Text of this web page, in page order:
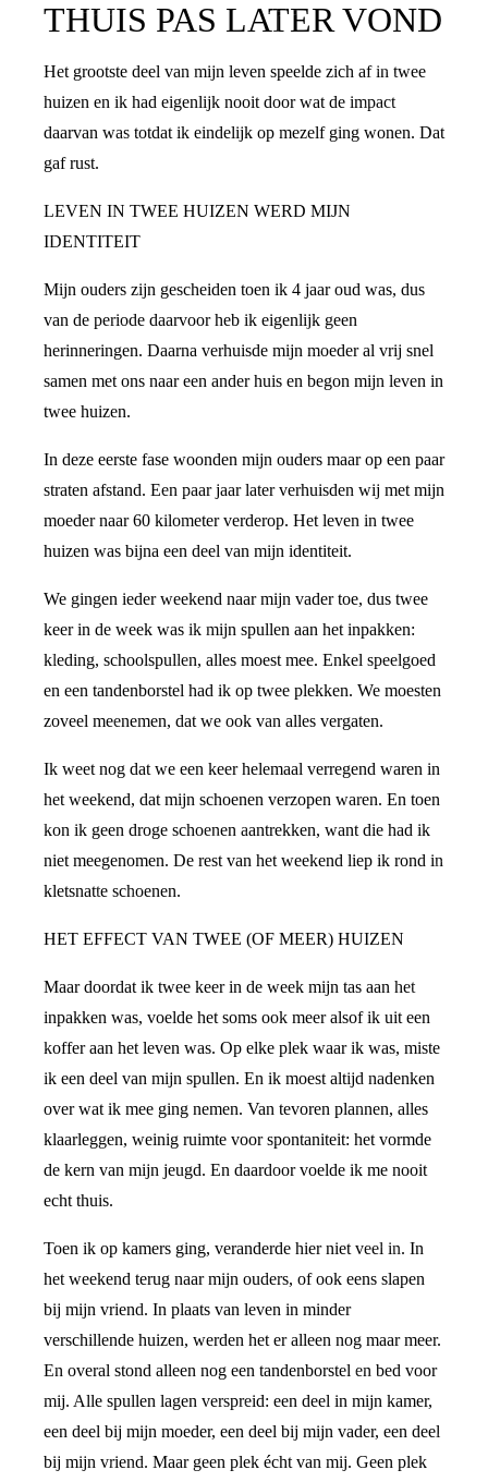
THUIS PAS LATER VOND
Het grootste deel van mijn leven speelde zich af in twee
huizen en ik had eigenlijk nooit door wat de impact
daarvan was totdat ik eindelijk op mezelf ging wonen. Dat
gaf rust.
LEVEN IN TWEE HUIZEN WERD MIJN
IDENTITEIT
Mijn ouders zijn gescheiden toen ik 4 jaar oud was, dus
van de periode daarvoor heb ik eigenlijk geen
herinneringen. Daarna verhuisde mijn moeder al vrij snel
samen met ons naar een ander huis en begon mijn leven in
twee huizen.
In deze eerste fase woonden mijn ouders maar op een paar
straten afstand. Een paar jaar later verhuisden wij met mijn
moeder naar 60 kilometer verderop. Het leven in twee
huizen was bijna een deel van mijn identiteit.
We gingen ieder weekend naar mijn vader toe, dus twee
keer in de week was ik mijn spullen aan het inpakken:
kleding, schoolspullen, alles moest mee. Enkel speelgoed
en een tandenborstel had ik op twee plekken. We moesten
zoveel meenemen, dat we ook van alles vergaten.
Ik weet nog dat we een keer helemaal verregend waren in
het weekend, dat mijn schoenen verzopen waren. En toen
kon ik geen droge schoenen aantrekken, want die had ik
niet meegenomen. De rest van het weekend liep ik rond in
kletsnatte schoenen.
HET EFFECT VAN TWEE (OF MEER) HUIZEN
Maar doordat ik twee keer in de week mijn tas aan het
inpakken was, voelde het soms ook meer alsof ik uit een
koffer aan het leven was. Op elke plek waar ik was, miste
ik een deel van mijn spullen. En ik moest altijd nadenken
over wat ik mee ging nemen. Van tevoren plannen, alles
klaarleggen, weinig ruimte voor spontaniteit: het vormde
de kern van mijn jeugd. En daardoor voelde ik me nooit
echt thuis.
Toen ik op kamers ging, veranderde hier niet veel in. In
het weekend terug naar mijn ouders, of ook eens slapen
bij mijn vriend. In plaats van leven in minder
verschillende huizen, werden het er alleen nog maar meer.
En overal stond alleen nog een tandenborstel en bed voor
mij. Alle spullen lagen verspreid: een deel in mijn kamer,
een deel bij mijn moeder, een deel bij mijn vader, een deel
bij mijn vriend. Maar geen plek écht van mij. Geen plek